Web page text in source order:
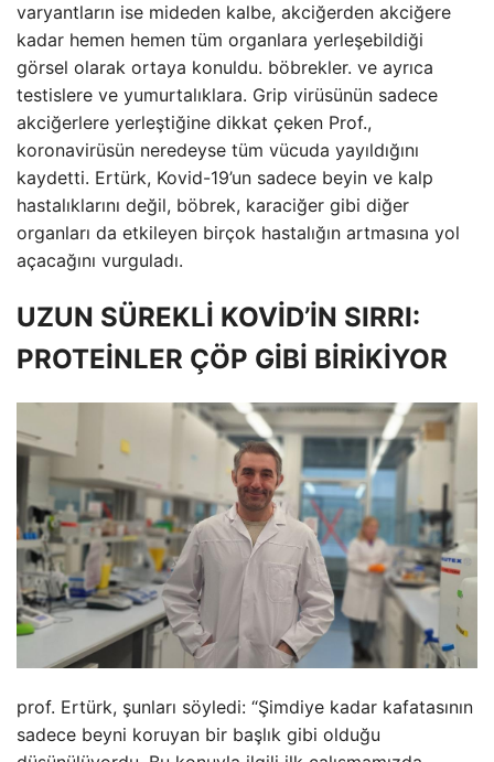
varyantların ise mideden kalbe, akciğerden akciğere
kadar hemen hemen tüm organlara yerleşebildiği
görsel olarak ortaya konuldu. böbrekler. ve ayrıca
testislere ve yumurtalıklara. Grip virüsünün sadece
akciğerlere yerleştiğine dikkat çeken Prof.,
koronavirüsün neredeyse tüm vücuda yayıldığını
kaydetti. Ertürk, Kovid-19’un sadece beyin ve kalp
hastalıklarını değil, böbrek, karaciğer gibi diğer
organları da etkileyen birçok hastalığın artmasına yol
açacağını vurguladı.
UZUN SÜREKLİ KOVİD’İN SIRRI:
PROTEİNLER ÇÖP GİBİ BİRİKİYOR
prof. Ertürk, şunları söyledi: “Şimdiye kadar kafatasının
sadece beyni koruyan bir başlık gibi olduğu